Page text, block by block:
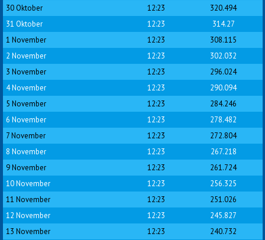
30 Oktober
12:23
320.494
31 Oktober
12:23
314.27
1 November
12:23
308.115
2 November
12:23
302.032
3 November
12:23
296.024
4 November
12:23
290.094
5 November
12:23
284.246
6 November
12:23
278.482
7 November
12:23
272.804
8 November
12:23
267.218
9 November
12:23
261.724
10 November
12:23
256.325
11 November
12:23
251.026
12 November
12:23
245.827
13 November
12:23
240.732